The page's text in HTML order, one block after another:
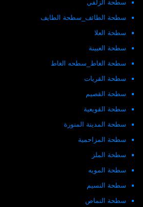
سطحة الزلفي
سطحة الطائف_سطحة الطايف
سطحة العلا
سطحة العيينة
سطحة الغاط_سطحه الغاط
سطحة القريات
سطحة القصيم
سطحة القويعية
سطحة المدينة المنورة
سطحة المزاحمية
سطحة الملز
سطحة المويه
سطحة النسيم
سطحة النماص